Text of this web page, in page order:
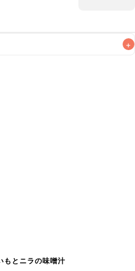
+
す。なるべくお早めにお召
もとニラの味噌汁